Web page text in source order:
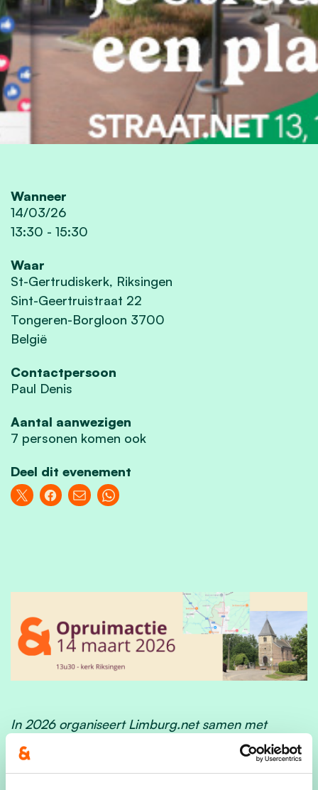
Wanneer
14/03/26
13:30 - 15:30
Waar
St-Gertrudiskerk, Riksingen
Sint-Geertruistraat 22
Tongeren-Borgloon 3700
België
Contactpersoon
Paul Denis
Aantal aanwezigen
7 personen komen ook
Deel dit evenement
In 2026 organiseert Limburg.net samen met
Tongeren-Borgloon en met steun van Ovam een
nieuwe editie van STRAAT.NET. Komend weekend